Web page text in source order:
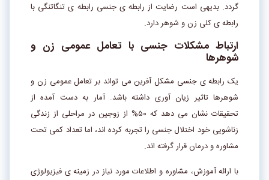
گردد. بدیهی است رضایت از رابطه ی جنسی رابطه ی تنگاتنگی با
رابطه ی کلی زن و شوهر دارد.
ارتباط مشکلات جنسی با تعامل عمومی زن و
شوهرها
یک رابطه ی جنسی مشکل آفرین می تواند بر تعامل عمومی زن و
شوهرها تاثیر زیان آوری داشته باشد. آمار به دست آمده از
تحقیقات نشان می دهد که ۵۰% از زوجین در مراحلی از زندگی
زناشویی خود اختلال جنسی را تجربه کرده اند، اما تعداد کمی تحت
مشاوره و درمان قرار گرفته اند.
با ارائه آموزش، مشاوره و اطلاعات مورد نیاز در زمینه ی فیزیولوژی